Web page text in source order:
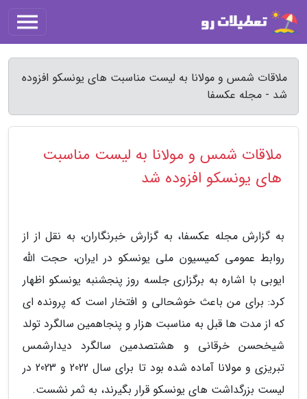
ملاقات شمس و مولانا به لیست مناسبت های یونسکو افزوده
شد - مجله عکسفا
ملاقات شمس و مولانا به لیست مناسبت
های یونسکو افزوده شد
به گزارش مجله عکسفا، به گزارش خبرنگاران، به نقل از از
روابط عمومی کمیسیون ملی یونسکو در ایران، حجت الله
ایوبی با اشاره به برگزاری جلسه روز پنجشنبه یونسکو اظهار
کرد: برای من باعث خوشحالی و افتخار است که پرونده ای
که از مدت ها قبل به مناسبت هزار و پنجاهمین سالگرد تولد
شیخحسن خرقانی و هشتصدمین سالگرد دیدارشمس
تبریزی و مولانا آماده شده بود تا برای سال 2022 و 2023 در
لیست بزرگداشت های یونسکو قرار بگیرند، به ثمر نشست.